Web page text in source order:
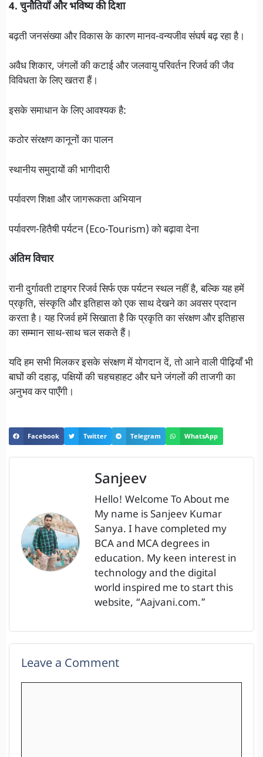
4. चुनौतियाँ और भविष्य की दिशा
बढ़ती जनसंख्या और विकास के कारण मानव-वन्यजीव संघर्ष बढ़ रहा है।
अवैध शिकार, जंगलों की कटाई और जलवायु परिवर्तन रिजर्व की जैव
विविधता के लिए खतरा हैं।
इसके समाधान के लिए आवश्यक है:
कठोर संरक्षण कानूनों का पालन
स्थानीय समुदायों की भागीदारी
पर्यावरण शिक्षा और जागरूकता अभियान
पर्यावरण-हितैषी पर्यटन (Eco-Tourism) को बढ़ावा देना
अंतिम विचार
रानी दुर्गावती टाइगर रिजर्व सिर्फ एक पर्यटन स्थल नहीं है, बल्कि यह हमें
प्रकृति, संस्कृति और इतिहास को एक साथ देखने का अवसर प्रदान
करता है। यह रिजर्व हमें सिखाता है कि प्रकृति का संरक्षण और इतिहास
का सम्मान साथ-साथ चल सकते हैं।
यदि हम सभी मिलकर इसके संरक्षण में योगदान दें, तो आने वाली पीढ़ियाँ भी
बाघों की दहाड़, पक्षियों की चहचहाहट और घने जंगलों की ताजगी का
अनुभव कर पाएँगी।
Facebook Twitter Telegram WhatsApp
Sanjeev
Hello! Welcome To About me
My name is Sanjeev Kumar
Sanya. I have completed my
BCA and MCA degrees in
education. My keen interest in
technology and the digital
world inspired me to start this
website, “Aajvani.com.”
Leave a Comment